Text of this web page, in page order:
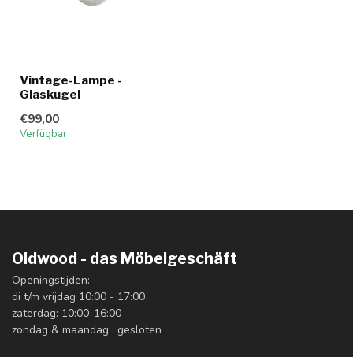
Vintage-Lampe -
Glaskugel
€99,00
Verfügbar
Oldwood - das Möbelgeschäft
Openingstijden:
di t/m vrijdag 10:00 - 17:00
zaterdag: 10:00-16:00
zondag & maandag : gesloten